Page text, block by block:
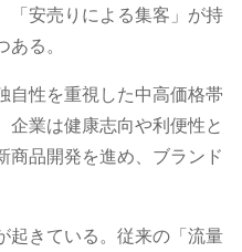
「安売りによる集客」が持
る。
自性を重視した中高価格帯
企業は健康志向や利便性と
商品開発を進め、ブランド
起きている。従来の「流量